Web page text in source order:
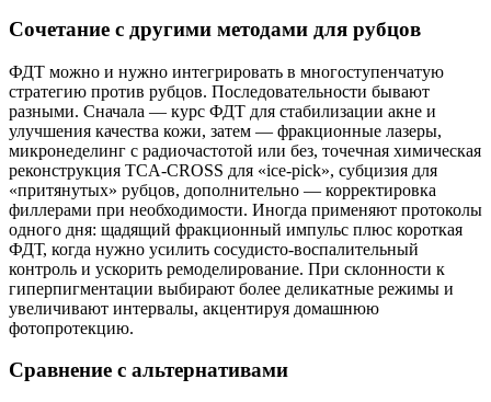
Сочетание с другими методами для рубцов
ФДТ можно и нужно интегрировать в многоступенчатую
стратегию против рубцов. Последовательности бывают
разными. Сначала — курс ФДТ для стабилизации акне и
улучшения качества кожи, затем — фракционные лазеры,
микронеделинг с радиочастотой или без, точечная химическая
реконструкция TCA‑CROSS для «ice‑pick», субцизия для
«притянутых» рубцов, дополнительно — корректировка
филлерами при необходимости. Иногда применяют протоколы
одного дня: щадящий фракционный импульс плюс короткая
ФДТ, когда нужно усилить сосудисто‑воспалительный
контроль и ускорить ремоделирование. При склонности к
гиперпигментации выбирают более деликатные режимы и
увеличивают интервалы, акцентируя домашнюю
фотопротекцию.
Сравнение с альтернативами